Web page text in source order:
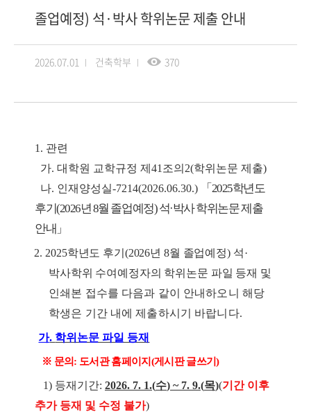
졸업예정) 석·박사 학위논문 제출 안내
2026.07.01 건축학부 370
1. 관련
가. 대학원 교학규정 제 41 조의 2(학위논문 제출)
나. 인재양성실-7214(2026.06.30.) 「 2025학년도
후기(2026년8월 졸업예정)석·박사 학위논문 제출
안내 」
2. 2025학년도 후기 (2026년 8월 졸업예정) 석·
박사학위 수여예정자의 학위논문 파일 등재 및
인쇄본 접수를 다음과 같이 안내하오니 해당
학생은 기간 내에 제출하시기 바랍니다.
가. 학위논문 파일 등재
※ 문의: 도서관 홈페이지 (게시판 글쓰기)
1) 등재기간: 2026. 7. 1.(수) ~ 7. 9.(목)(기간 이후
추가 등재 및 수정 불가)